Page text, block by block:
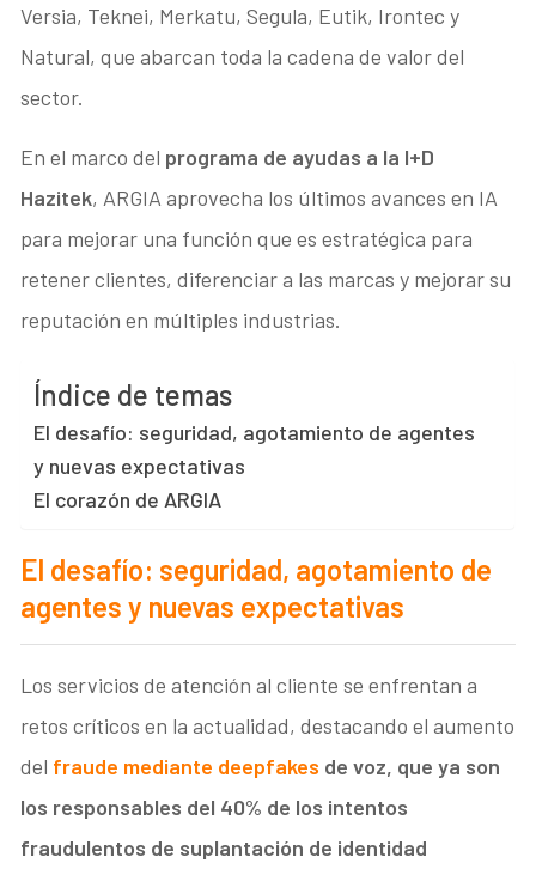
Versia, Teknei, Merkatu, Segula, Eutik, Irontec y
Natural, que abarcan toda la cadena de valor del
sector.
En el marco del programa de ayudas a la I+D
Hazitek, ARGIA aprovecha los últimos avances en IA
para mejorar una función que es estratégica para
retener clientes, diferenciar a las marcas y mejorar su
reputación en múltiples industrias.
Índice de temas
El desafío: seguridad, agotamiento de agentes
y nuevas expectativas
El corazón de ARGIA
El desafío: seguridad, agotamiento de
agentes y nuevas expectativas
Los servicios de atención al cliente se enfrentan a
retos críticos en la actualidad, destacando el aumento
del fraude mediante deepfakes de voz, que ya son
los responsables del 40% de los intentos
fraudulentos de suplantación de identidad